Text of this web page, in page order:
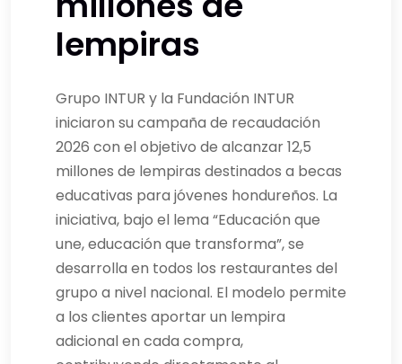
lempiras
Grupo INTUR y la Fundación INTUR
iniciaron su campaña de recaudación
2026 con el objetivo de alcanzar 12,5
millones de lempiras destinados a becas
educativas para jóvenes hondureños. La
iniciativa, bajo el lema “Educación que
une, educación que transforma”, se
desarrolla en todos los restaurantes del
grupo a nivel nacional. El modelo permite
a los clientes aportar un lempira
adicional en cada compra,